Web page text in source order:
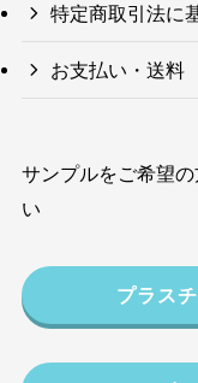
特定商取引法に
お支払い・送料
サンプルをご希望
い
プラス